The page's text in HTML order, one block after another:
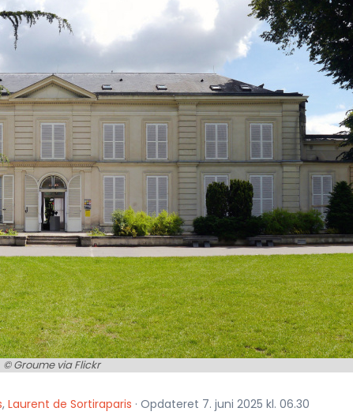
© Groume via Flickr
, Laurent de Sortiraparis · Opdateret 7. juni 2025 kl. 06.30